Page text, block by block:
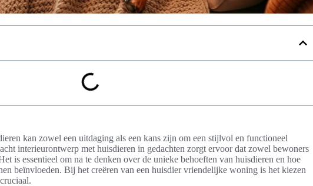
kan zowel een uitdaging als een kans zijn om een stijlvol en functioneel
interieurontwerp met huisdieren in gedachten zorgt ervoor dat zowel bewoners
is essentieel om na te denken over de unieke behoeften van huisdieren en hoe
beïnvloeden. Bij het creëren van een huisdier vriendelijke woning is het kiezen